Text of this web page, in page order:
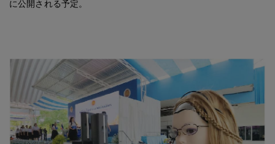
に公開される予定。